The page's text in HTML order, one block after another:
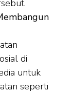
di
untuk
seperti